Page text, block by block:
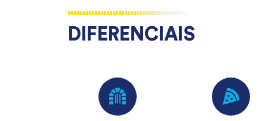
DIFERENCIAIS